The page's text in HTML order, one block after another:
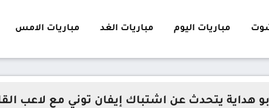
مباريات اليوم مباريات الغد مباريات الامس
هداية يتحدث عن اشتباك إيفان توني مع لاعب